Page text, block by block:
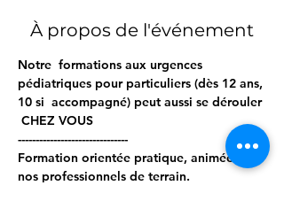
À propos de l'événement
Notre  formations aux urgences
pédiatriques pour particuliers (dès 12 ans,
10 si  accompagné) peut aussi se dérouler
CHEZ VOUS
-------------------------------
Formation orientée pratique, animée par
nos professionnels de terrain.